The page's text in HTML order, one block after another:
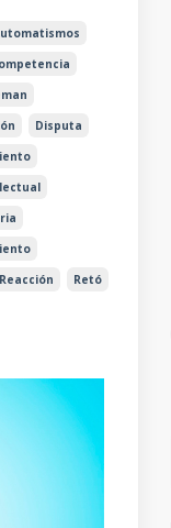
Disputa
Reacción
Retó